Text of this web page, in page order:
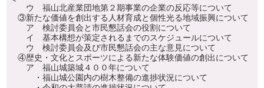
ウ 福山北産業団地第２期事業の企業の反応等について
③新たな価値を創出する人材育成と個性光る地域振興について
ア 検討委員会と市民懇話会の役割について
イ 基本構想が策定されるまでのスケジュールについて
ウ 検討委員会及び市民懇話会の主な意見について
④歴史・文化とスポーツによる新たな体験価値の創出について
ア 福山城築城４００年について
・福山城公園内の樹木整備の進捗状況について